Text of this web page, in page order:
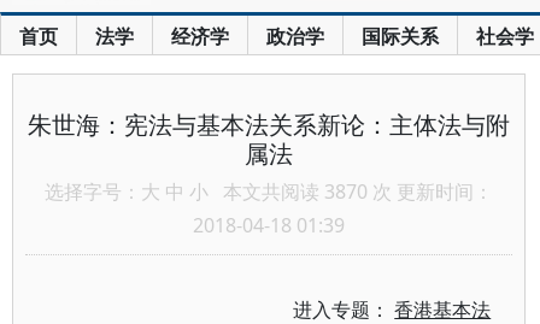
首页 法学 经济学 政治学 国际关系 社会学
朱世海：宪法与基本法关系新论：主体法与附
属法
选择字号： 大 中 小 本文共阅读 3870 次 更新时间：
2018-04-18 01:39
进入专题：香港基本法